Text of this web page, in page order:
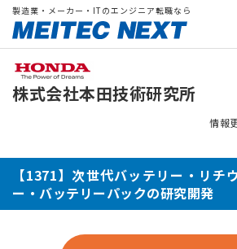
製造業・メーカー・ITのエンジニア転職なら
株式会社本田技術研究所
情報
【1371】次世代バッテリー・リチ
ー・バッテリーパックの研究開発